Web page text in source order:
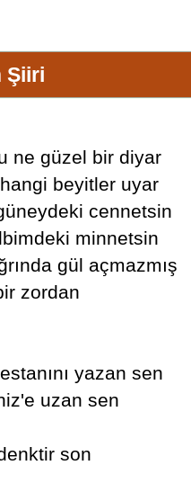
Şiiri
ne güzel bir diyar
beyitler uyar
cennetsin
minnetsin
gül açmazmış
zordan
yazan sen
uzan sen
son